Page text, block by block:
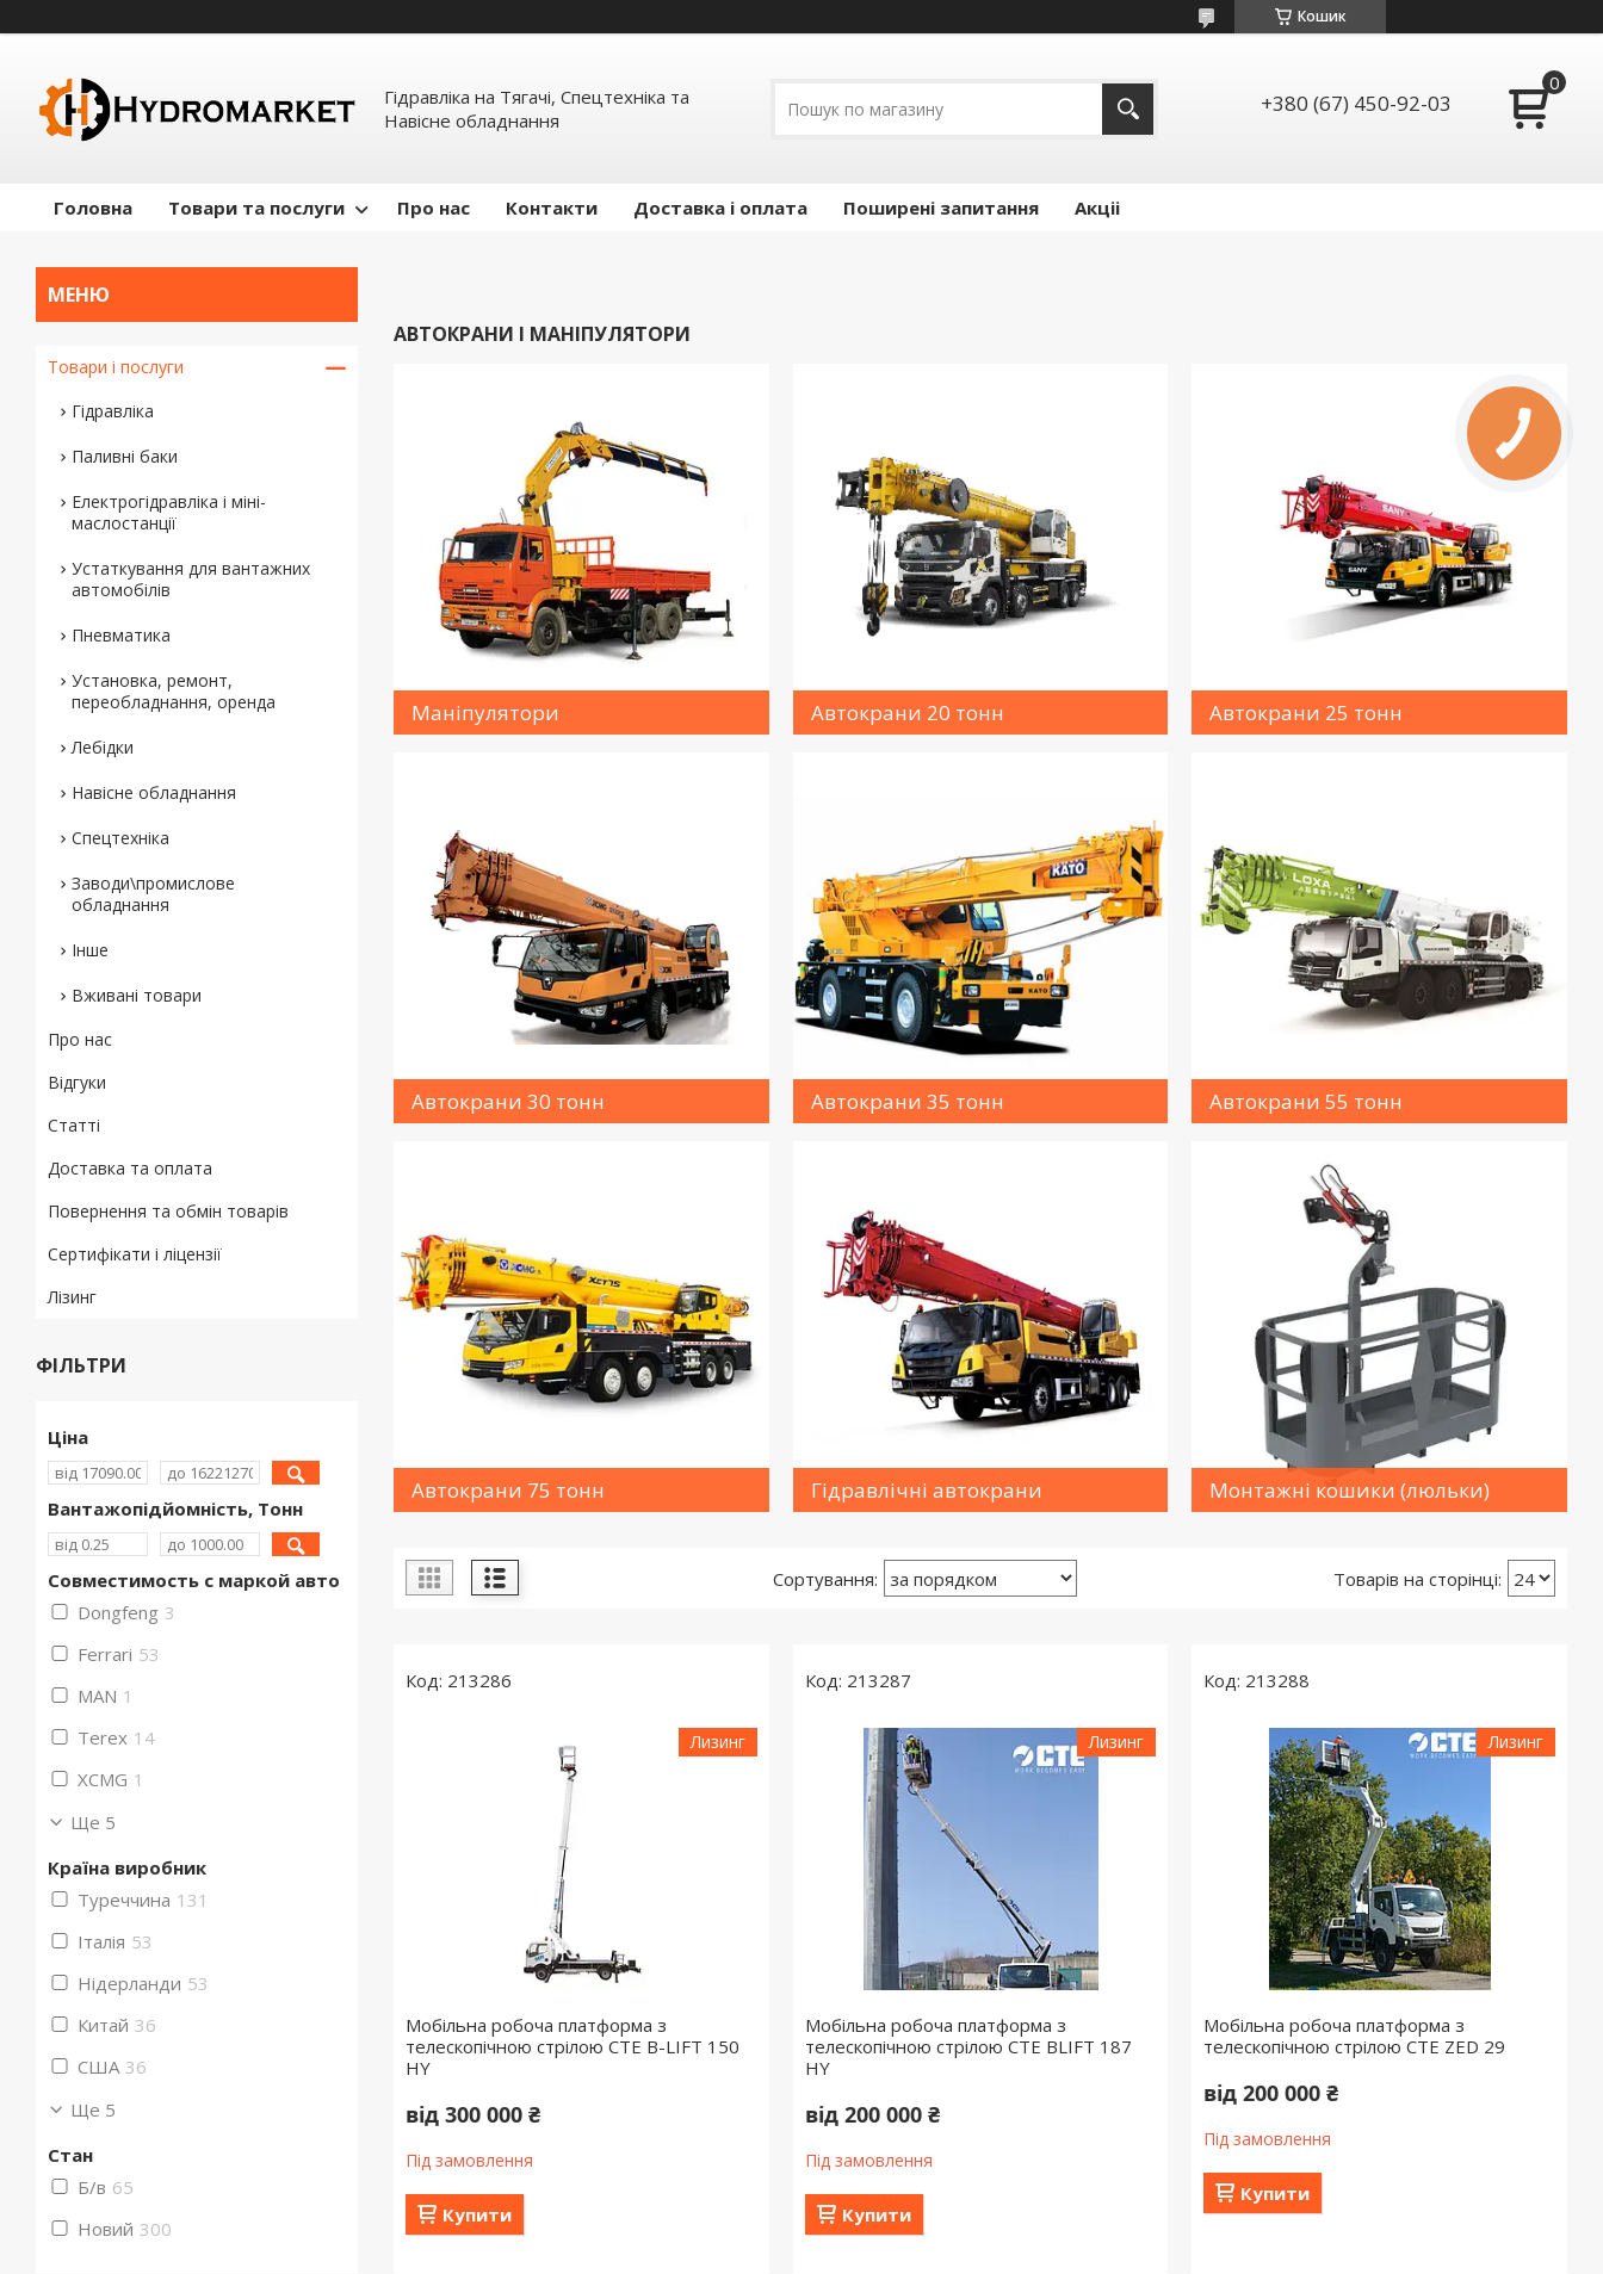
Кошик
Гідравліка на Тягачі, Спецтехніка та
Навісне обладнання
+380 (67) 450-92-03
Головна Товари та послуги Про нас Контакти Доставка і оплата Поширені запитання Акціі
АВТОКРАНИ І МАНІПУЛЯТОРИ
Маніпулятори Автокрани 20 тонн Автокрани 25 тонн
Автокрани 30 тонн Автокрани 35 тонн Автокрани 55 тонн
Автокрани 75 тонн Гідравлічні автокрани Монтажні кошики (люльки)
213286
Лизинг
Мобільна робоча платформа з
телескопічною стрілою СТЕ B-LIFT 150
HY
від 300 000 ₴
Під замовлення
Купити
213287
Лизинг
Мобільна робоча платформа з
телескопічною стрілою CTE BLIFT 187
HY
від 200 000 ₴
Під замовлення
Купити
213288
Лизинг
Мобільна робоча платформа з
телескопічною стрілою CTE ZED 29
від 200 000 ₴
Під замовлення
Купити
Товари і послуги
Гідравліка
Паливні баки
Електрогідравліка і міні-
маслостанції
Устаткування для вантажних
автомобілів
Пневматика
Установка, ремонт,
переобладнання, оренда
Лебідки
Навісне обладнання
Спецтехніка
Заводи\промислове
обладнання
Інше
Вживані товари
Про нас
Відгуки
Статті
Доставка та оплата
Повернення та обмін товарів
Сертифікати і ліцензії
Лізинг
ФІЛЬТРИ
Ціна
Вантажопідйомність, Тонн
Совместимость с маркой авто
Dongfeng 3
Ferrari 53
MAN 1
Terex 14
XCMG 1
Ще 5
Країна виробник
Туреччина 131
Італія 53
Нідерланди 53
Китай 36
США 36
Ще 5
Стан
Б/в 65
Новий 300